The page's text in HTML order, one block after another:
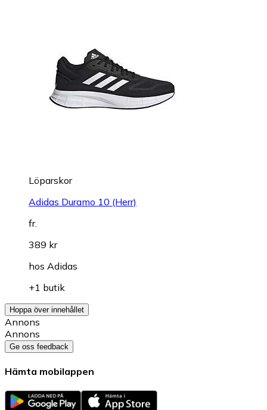
Löparskor
Adidas Duramo 10 (Herr)
fr.
389 kr
hos Adidas
+1 butik
Hoppa över innehållet
Annons
Annons
Ge oss feedback
Hämta mobilappen